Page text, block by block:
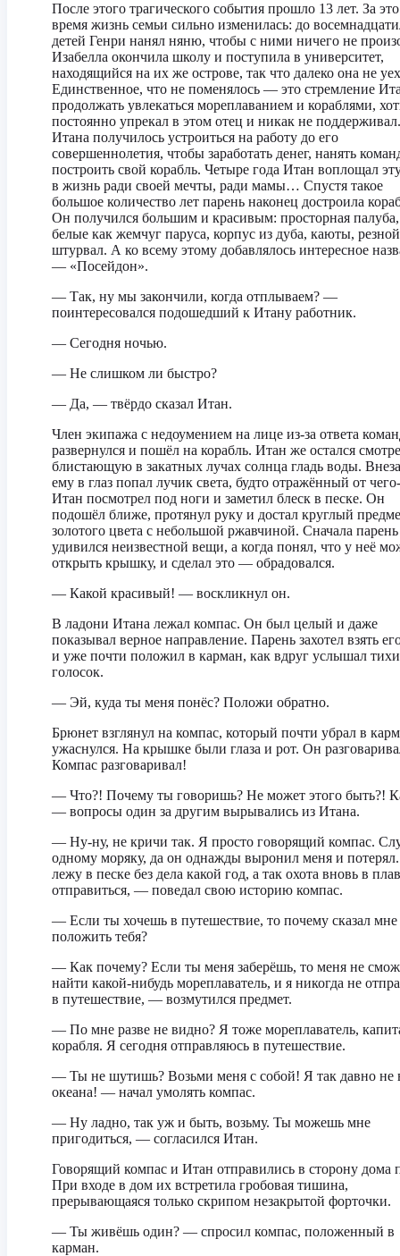
После этого трагического события прошло 13 лет. За это
время жизнь семьи сильно изменилась: до
детей Генри нанял няню, чтобы с ними ничего не
Изабелла окончила школу и поступила в университет,
находящийся на их же острове, так что далеко она не
Единственное, что не поменялось — это стремление
продолжать увлекаться мореплаванием и кораблями,
постоянно упрекал в этом отец и никак не
Итана получилось устроиться на работу до его
совершеннолетия, чтобы заработать денег, нанять
построить свой корабль. Четыре года Итан воплощал
в жизнь ради своей мечты, ради мамы… Спустя такое
большое количество лет парень наконец достроила
Он получился большим и красивым: просторная палуба,
белые как жемчуг паруса, корпус из дуба, каюты, резной
штурвал. А ко всему этому добавлялось интересное
— «Посейдон».
— Так, ну мы закончили, когда отплываем? —
поинтересовался подошедший к Итану работник.
— Сегодня ночью.
— Не слишком ли быстро?
— Да, — твёрдо сказал Итан.
Член экипажа с недоумением на лице из-за ответа
развернулся и пошёл на корабль. Итан же остался
блистающую в закатных лучах солнца гладь воды.
ему в глаз попал лучик света, будто отражённый от
Итан посмотрел под ноги и заметил блеск в песке. Он
подошёл ближе, протянул руку и достал круглый
золотого цвета с небольшой ржавчиной. Сначала парень
удивился неизвестной вещи, а когда понял, что у неё
открыть крышку, и сделал это — обрадовался.
— Какой красивый! — воскликнул он.
В ладони Итана лежал компас. Он был целый и даже
показывал верное направление. Парень захотел взять
и уже почти положил в карман, как вдруг услышал
голосок.
— Эй, куда ты меня понёс? Положи обратно.
Брюнет взглянул на компас, который почти убрал в
ужаснулся. На крышке были глаза и рот. Он
Компас разговаривал!
— Что?! Почему ты говоришь? Не может этого быть?!
— вопросы один за другим вырывались из Итана.
— Ну-ну, не кричи так. Я просто говорящий компас.
одному моряку, да он однажды выронил меня и
лежу в песке без дела какой год, а так охота вновь в
отправиться, — поведал свою историю компас.
— Если ты хочешь в путешествие, то почему сказал мне
положить тебя?
— Как почему? Если ты меня заберёшь, то меня не
найти какой-нибудь мореплаватель, и я никогда не
в путешествие, — возмутился предмет.
— По мне разве не видно? Я тоже мореплаватель,
корабля. Я сегодня отправляюсь в путешествие.
— Ты не шутишь? Возьми меня с собой! Я так давно не
океана! — начал умолять компас.
— Ну ладно, так уж и быть, возьму. Ты можешь мне
пригодиться, — согласился Итан.
Говорящий компас и Итан отправились в сторону дома
При входе в дом их встретила гробовая тишина,
прерывающаяся только скрипом незакрытой форточки.
— Ты живёшь один? — спросил компас, положенный в
карман.